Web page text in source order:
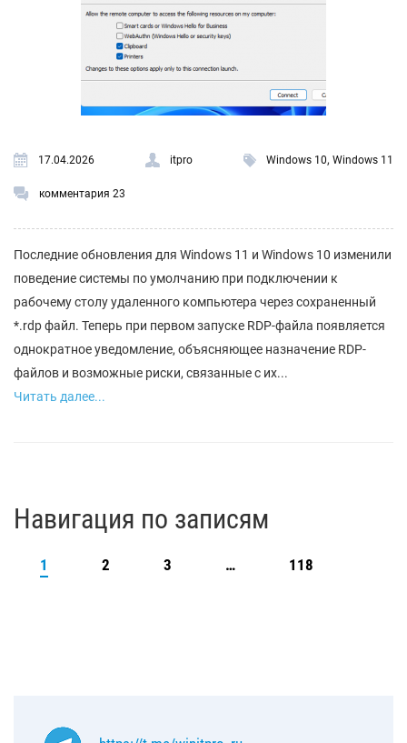
17.04.2026 itpro Windows 10, Windows 11
комментария 23
Последние обновления для Windows 11 и Windows 10 изменили
поведение системы по умолчанию при подключении к
рабочему столу удаленного компьютера через сохраненный
*.rdp файл. Теперь при первом запуске RDP-файла появляется
однократное уведомление, объясняющее назначение RDP-
файлов и возможные риски, связанные с их...
Читать далее...
Навигация по записям
1 2 3 … 118